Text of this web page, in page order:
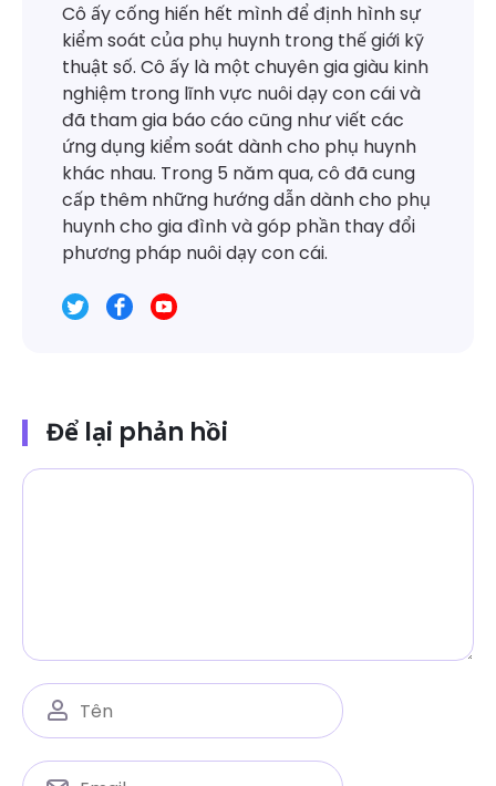
Cô ấy cống hiến hết mình để định hình sự
kiểm soát của phụ huynh trong thế giới kỹ
thuật số. Cô ấy là một chuyên gia giàu kinh
nghiệm trong lĩnh vực nuôi dạy con cái và
đã tham gia báo cáo cũng như viết các
ứng dụng kiểm soát dành cho phụ huynh
khác nhau. Trong 5 năm qua, cô đã cung
cấp thêm những hướng dẫn dành cho phụ
huynh cho gia đình và góp phần thay đổi
phương pháp nuôi dạy con cái.
Để lại phản hồi